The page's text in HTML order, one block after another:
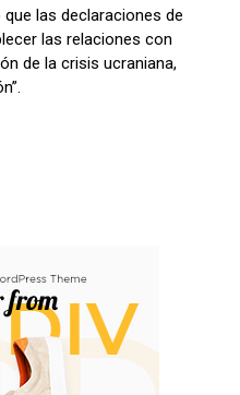
las declaraciones de
las relaciones con
de la crisis ucraniana,